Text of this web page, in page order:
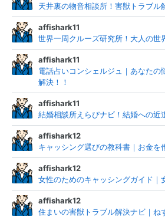
天井裏の物音相談所！害獣トラブル
affishark11
世界一周クルーズ研究所！大人の
affishark11
電話占いコンシェルジュ｜あなた
解決！！
affishark11
結婚相談所えらびナビ！結婚への
affishark12
キャッシング選びの教科書｜お金
affishark12
女性のためのキャッシングガイド
affishark12
住まいの害獣トラブル解決ナビ｜